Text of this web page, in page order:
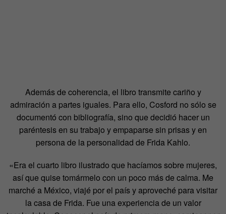
Además de coherencia, el libro transmite cariño y
admiración a partes iguales. Para ello, Cosford no sólo se
documentó con bibliografía, sino que decidió hacer un
paréntesis en su trabajo y empaparse sin prisas y en
persona de la personalidad de Frida Kahlo.
«Era el cuarto libro ilustrado que hacíamos sobre mujeres,
así que quise tomármelo con un poco más de calma. Me
marché a México, viajé por el país y aproveché para visitar
la casa de Frida. Fue una experiencia de un valor